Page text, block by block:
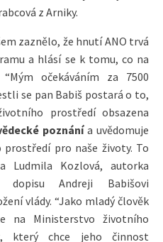
z Arniky.
zaznělo, že hnutí ANO trvá
a hlásí se k tomu, co na
očekáváním za 7500
se pan Babiš postará o to,
prostředí obsazena
poznánía uvědomuje
pro naše životy. To
Ludmila Kozlová, autorka
dopisu Andreji Babišovi
vlády. “Jako mladý člověk
Ministerstvo životního
který chce jeho činnost